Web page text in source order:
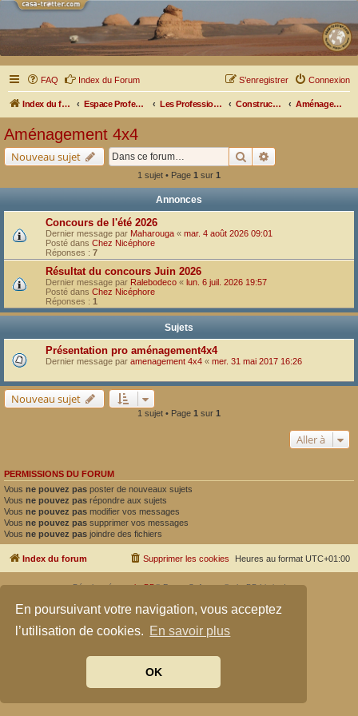
En poursuivant votre navigation, vous acceptez
l’utilisation de cookies. En savoir plus
OK
FAQ Index du Forum Connexion
S’enregistrer
Index du forum Espace Professionnel Les Professionnels nous parlent Constructeurs et Aménageurs Aménagement 4x4
Aménagement 4x4
Nouveau sujet Rechercher
1 sujet • Page 1 sur 1
Annonces
Concours de l'été 2026
Dernier message par Maharouga « mar. 4 août 2026 09:01
Posté dans Chez Nicéphore
Réponses : 7
Résultat du concours Juin 2026
Dernier message par Ralebodeco « lun. 6 juil. 2026 19:57
Posté dans Chez Nicéphore
Réponses : 1
Sujets
Présentation pro aménagement4x4
Dernier message par amenagement 4x4 « mer. 31 mai 2017 16:26
Nouveau sujet
1 sujet • Page 1 sur 1
Aller à
PERMISSIONS DU FORUM
Vous ne pouvez pas poster de nouveaux sujets
Vous ne pouvez pas répondre aux sujets
Vous ne pouvez pas modifier vos messages
Vous ne pouvez pas supprimer vos messages
Vous ne pouvez pas joindre des fichiers
Index du forum Heures au format UTC+01:00
Supprimer les cookies
Développé parphpBB® Forum Software © phpBB Limited
Confidentialité| Conditions